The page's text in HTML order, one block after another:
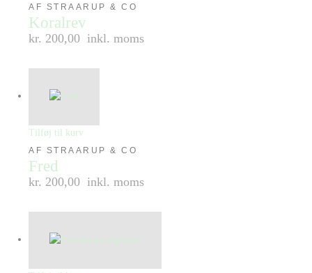
AF STRAARUP & CO
Koralrev
kr. 200,00 inkl. moms
Tilføj til kurv
AF STRAARUP & CO
Fred
kr. 200,00 inkl. moms